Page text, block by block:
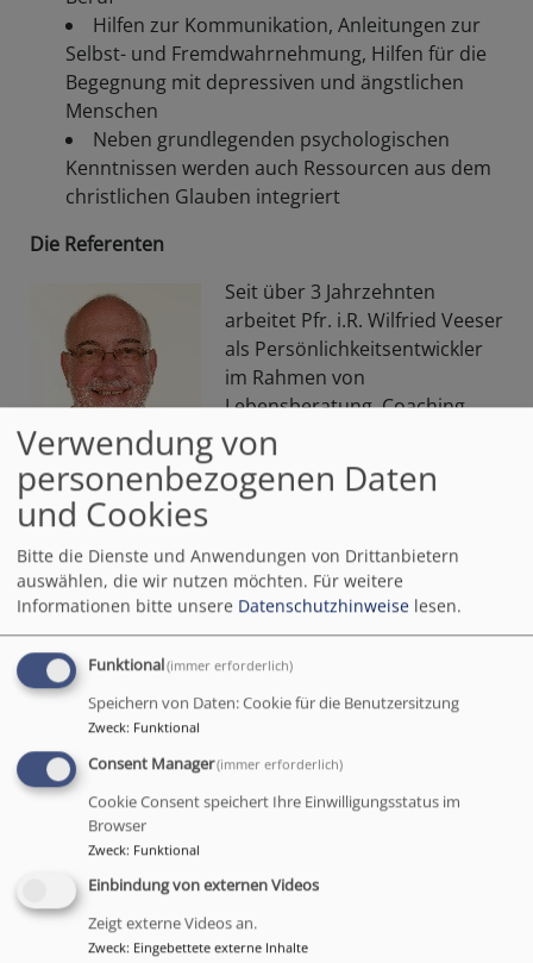
Hilfen zur Kommunikation, Anleitungen zur
Selbst- und Fremdwahrnehmung, Hilfen für die
Begegnung mit depressiven und ängstlichen
Menschen
Neben grundlegenden psychologischen
Kenntnissen werden auch Ressourcen aus dem
christlichen Glauben integriert
Die Referenten
Bildrechte Wilfried Veeser
Seit über 3 Jahrzehnten
arbeitet Pfr. i.R. Wilfried Veeser
als Persönlichkeitsentwickler
im Rahmen von
Lebensberatung, Coaching
und Supervision.
Mehr Informationen
www.veeser.net
Pfarrerin Monika Riwar ist als
Beraterin/Seelsorgerin und
Seelsorgeausbildung
Begleitung & Beratung
Verwendung von
personenbezogenen Daten
und Cookies
Bitte die Dienste und Anwendungen von Drittanbietern
auswählen, die wir nutzen möchten. Für weitere
Informationen bitte unsere Datenschutzhinweise lesen.
Funktional(immer erforderlich)
Speichern von Daten: Cookie für die Benutzersitzung
Zweck: Funktional
Consent Manager(immer erforderlich)
Cookie Consent speichert Ihre Einwilligungsstatus im
Browser
Zweck: Funktional
Einbindung von externen Videos
Zeigt externe Videos an.
Zweck: Eingebettete externe Inhalte